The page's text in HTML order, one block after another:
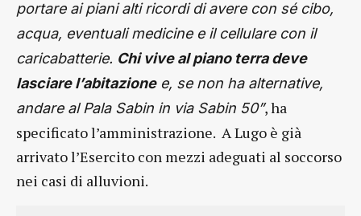
portare ai piani alti ricordi di avere con sé cibo,
acqua, eventuali medicine e il cellulare con il
caricabatterie. Chi vive al piano terra deve
lasciare l’abitazionee, se non ha alternative,
andare al Pala Sabin in via Sabin 50”, ha
specificato l’amministrazione. A Lugo è già
arrivato l’Esercito con mezzi adeguati al soccorso
nei casi di alluvioni.